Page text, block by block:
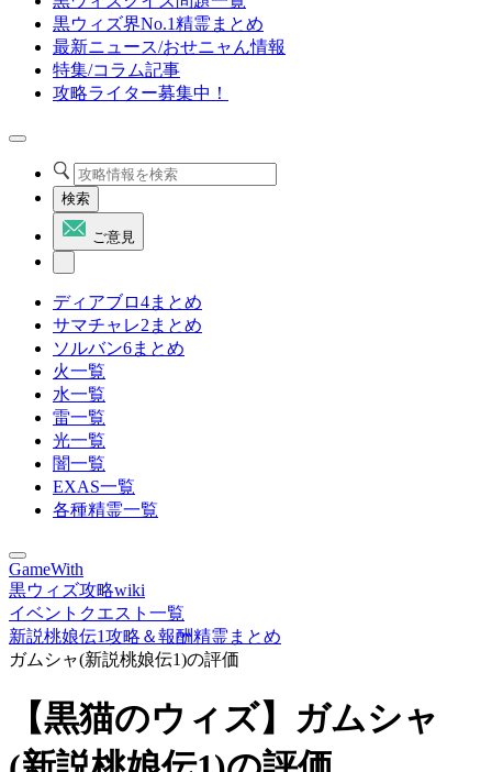
黒ウィズ界No.1精霊まとめ
最新ニュース/おせニャん情報
特集/コラム記事
攻略ライター募集中！
検索
ご意見
ディアブロ4まとめ
サマチャレ2まとめ
ソルバン6まとめ
火一覧
水一覧
雷一覧
光一覧
闇一覧
EXAS一覧
各種精霊一覧
GameWith
黒ウィズ攻略wiki
イベントクエスト一覧
新説桃娘伝1攻略＆報酬精霊まとめ
ガムシャ(新説桃娘伝1)の評価
【黒猫のウィズ】ガムシャ